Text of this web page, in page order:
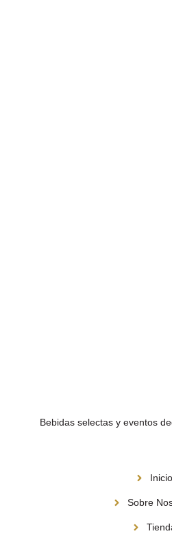
Bebidas selectas y eventos
Inicio
Sobre